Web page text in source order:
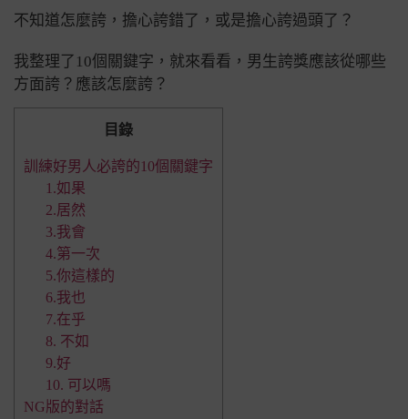
不知道怎麼誇，擔心誇錯了，或是擔心誇過頭了？
我整理了10個關鍵字，就來看看，男生誇獎應該從哪些
方面誇？應該怎麼誇？
目錄
訓練好男人必誇的10個關鍵字
1.如果
2.居然
3.我會
4.第一次
5.你這樣的
6.我也
7.在乎
8. 不如
9.好
10. 可以嗎
NG版的對話